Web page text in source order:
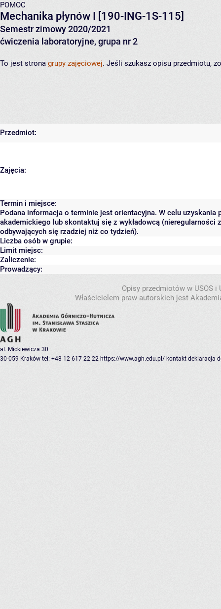
POMOC
Mechanika płynów I [190-ING-1S-115]
Semestr zimowy 2020/2021
ćwiczenia laboratoryjne, grupa nr 2
To jest strona grupy zajęciowej. Jeśli szukasz opisu przedmiotu,
Przedmiot:
Zajęcia:
Termin i miejsce:
Podana informacja o terminie jest orientacyjna. W celu
akademickiego lub skontaktuj się z wykładowcą (nieregularności
odbywających się rzadziej niż co tydzień).
Liczba osób w grupie:
Limit miejsc:
Zaliczenie:
Prowadzący:
Opisy przedmiotów w USOS
Właścicielem praw autorskich jest
al. Mickiewicza 30
30-059 Kraków tel: +48 12 617 22 22 https://www.agh.edu.pl/ kontakt deklaracja